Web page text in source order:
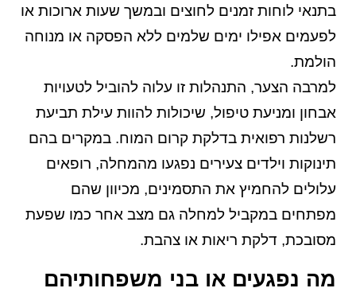
בתנאי לוחות זמנים לחוצים ובמשך שעות ארוכות או
לפעמים אפילו ימים שלמים ללא הפסקה או מנוחה
הולמת.
למרבה הצער, התנהלות זו עלוה להוביל לטעויות
אבחון ומניעת טיפול, שיכולות להוות עילת תביעת
רשלנות רפואית בדלקת קרום המוח. במקרים בהם
תינוקות וילדים צעירים נפגעו מהמחלה, רופאים
עלולים להחמיץ את התסמינים, מכיוון שהם
מפתחים במקביל למחלה גם מצב אחר כמו שפעת
מסובכת, דלקת ריאות או צהבת.
מה נפגעים או בני משפחותיהם